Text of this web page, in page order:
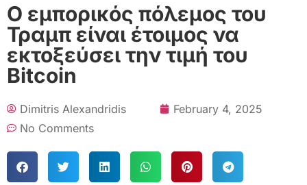
Ο εμπορικός πόλεμος του
Τραμπ είναι έτοιμος να
εκτοξεύσει την τιμή του
Bitcoin
Dimitris Alexandridis
February 4, 2025
No Comments